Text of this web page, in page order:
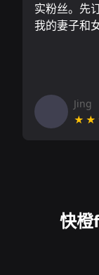
实粉丝。先
我的妻子和
Jing
快